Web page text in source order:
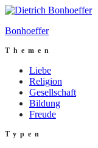
Bonhoeffer
Themen
Liebe
Religion
Gesellschaft
Bildung
Freude
Typen